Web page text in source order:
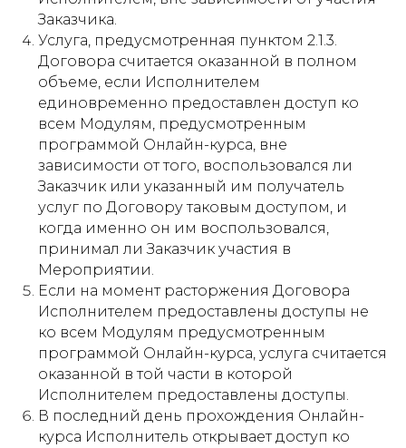
Заказчика.
Услуга, предусмотренная пунктом 2.1.3.
Договора считается оказанной в полном
объеме, если Исполнителем
единовременно предоставлен доступ ко
всем Модулям, предусмотренным
программой Онлайн-курса, вне
зависимости от того, воспользовался ли
Заказчик или указанный им получатель
услуг по Договору таковым доступом, и
когда именно он им воспользовался,
принимал ли Заказчик участия в
Мероприятии.
Если на момент расторжения Договора
Исполнителем предоставлены доступы не
ко всем Модулям предусмотренным
программой Онлайн-курса, услуга считается
оказанной в той части в которой
Исполнителем предоставлены доступы.
В последний день прохождения Онлайн-
курса Исполнитель открывает доступ ко